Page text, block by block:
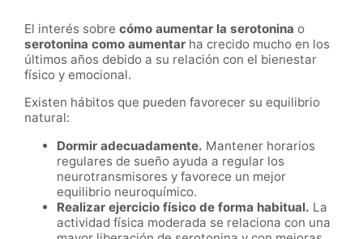
El interés sobre cómo aumentar la serotonina o
serotonina como aumentar ha crecido mucho en los
últimos años debido a su relación con el bienestar
físico y emocional.
Existen hábitos que pueden favorecer su equilibrio
natural:
Dormir adecuadamente. Mantener horarios
regulares de sueño ayuda a regular los
neurotransmisores y favorece un mejor
equilibrio neuroquímico.
Realizar ejercicio físico de forma habitual. La
actividad física moderada se relaciona con una